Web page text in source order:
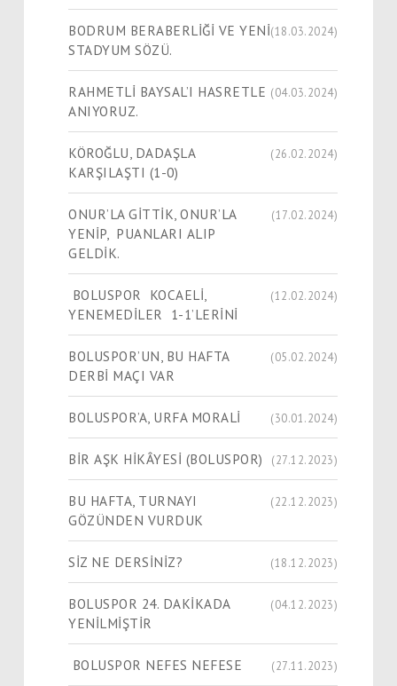
BODRUM BERABERLİĞİ VE YENİ
STADYUM SÖZÜ.
(18.03.2024)
RAHMETLİ BAYSAL’I HASRETLE
ANIYORUZ.
(04.03.2024)
KÖROĞLU, DADAŞLA
KARŞILAŞTI (1-0)
(26.02.2024)
ONUR’LA GİTTİK, ONUR’LA
YENİP, PUANLARI ALIP
GELDİK.
(17.02.2024)
BOLUSPOR KOCAELİ,
YENEMEDİLER 1-1’LERİNİ
(12.02.2024)
BOLUSPOR’UN, BU HAFTA
DERBİ MAÇI VAR
(05.02.2024)
BOLUSPOR’A, URFA MORALİ (30.01.2024)
​​​​​​​BİR AŞK HİKÂYESİ (BOLUSPOR) (27.12.2023)
BU HAFTA, TURNAYI
GÖZÜNDEN VURDUK
(22.12.2023)
SİZ NE DERSİNİZ? (18.12.2023)
BOLUSPOR 24. DAKİKADA
YENİLMİŞTİR
(04.12.2023)
BOLUSPOR NEFES NEFESE (27.11.2023)